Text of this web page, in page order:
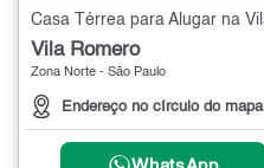
Vila Romero
Zona Norte - São Paulo
Endereço no círculo do mapa